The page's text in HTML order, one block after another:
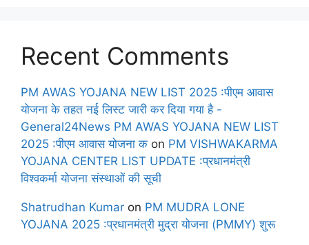
Recent Comments
PM AWAS YOJANA NEW LIST 2025 :पीएम आवास
योजना के तहत नई लिस्ट जारी कर दिया गया है -
General24News PM AWAS YOJANA NEW LIST
2025 :पीएम आवास योजना क on PM VISHWAKARMA
YOJANA CENTER LIST UPDATE :प्रधानमंत्री
विश्वकर्मा योजना संस्थाओं की सूची
Shatrudhan Kumar on PM MUDRA LONE
YOJANA 2025 :प्रधानमंत्री मुद्रा योजना (PMMY) शुरू